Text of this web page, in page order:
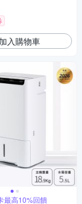
入購物車
最高10%回饋